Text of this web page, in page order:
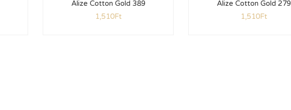
Alize Cotton Gold 389
1,510Ft
Alize Cotton Gold 279
1,510Ft